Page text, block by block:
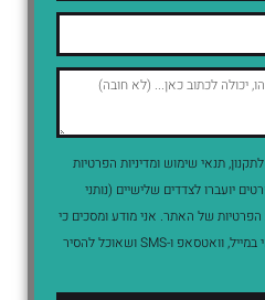
תנאי שימוש ומדיניות הפרטיות
יועברו לצדדים שלישיים (נותני
הפרטיות של האתר. אני מודע ומסכים כי
הפרטים ישמשו לצורך דיוור פרסומי במייל, וואטסאפ ו-SMS ושאוכל להסיר